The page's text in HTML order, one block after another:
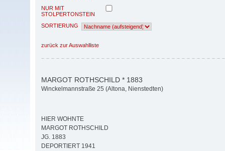
NUR MIT
STOLPERTONSTEIN
SORTIERUNG
zurück zur Auswahlliste
MARGOT ROTHSCHILD * 1883
Winckelmannstraße 25 (Altona, Nienstedten)
HIER WOHNTE
MARGOT ROTHSCHILD
JG. 1883
DEPORTIERT 1941